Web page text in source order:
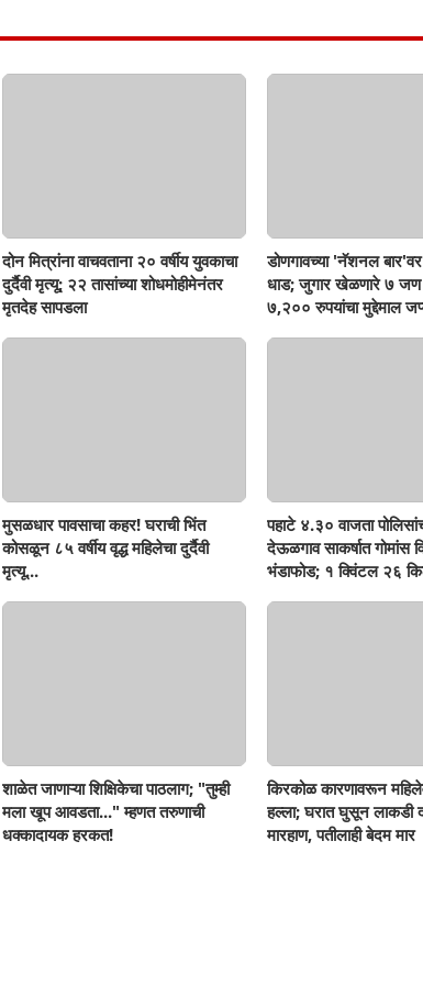
दोन मित्रांना वाचवताना २० वर्षीय युवकाचा
दुर्दैवी मृत्यू; २२ तासांच्या शोधमोहीमेनंतर
मृतदेह सापडला
डोणगावच्या 'नॅशनल बार'वर
धाड; जुगार खेळणारे ७
७,२०० रुपयांचा मुद्देमाल
मुसळधार पावसाचा कहर! घराची भिंत
कोसळून ८५ वर्षीय वृद्ध महिलेचा दुर्दैवी
मृत्यू...
पहाटे ४.३० वाजता
देऊळगाव साकर्षात गोमांस
भंडाफोड; १ क्विंटल २६
शाळेत जाणाऱ्या शिक्षिकेचा पाठलाग; "तुम्ही
मला खूप आवडता..." म्हणत तरुणाची
धक्कादायक हरकत!
किरकोळ कारणावरून
हल्ला; घरात घुसून लाकडी
मारहाण, पतीलाही बेदम मार